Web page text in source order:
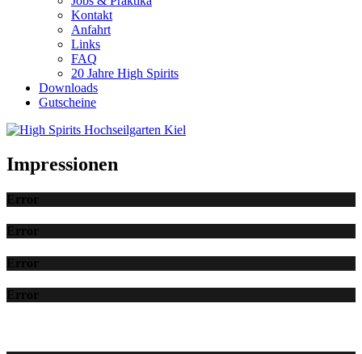
Kontakt
Anfahrt
Links
FAQ
20 Jahre High Spirits
Downloads
Gutscheine
Impressionen
Error
Error
Error
Error